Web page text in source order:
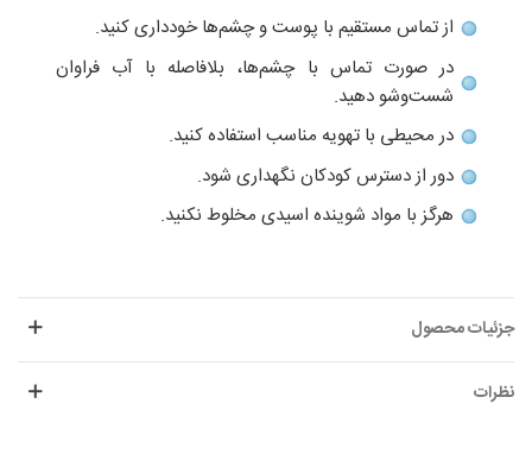
از تماس مستقیم با پوست و چشم‌ها خودداری کنید.
در صورت تماس با چشم‌ها، بلافاصله با آب فراوان
شست‌وشو دهید.
در محیطی با تهویه مناسب استفاده کنید.
دور از دسترس کودکان نگهداری شود.
هرگز با مواد شوینده اسیدی مخلوط نکنید.
جزئیات محصول
نظرات